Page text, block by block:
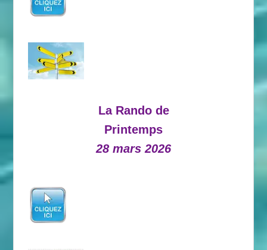
La Rando de
Printemps
28 mars 2026